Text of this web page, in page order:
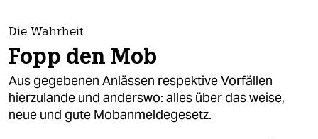
themen
politik
öko
gesellschaft
Die Wahrheit
Fopp den Mob
Aus gegebenen Anlässen respektive Vorfällen
hierzulande und anderswo: alles über das weise,
neue und gute Mobanmeldegesetz.